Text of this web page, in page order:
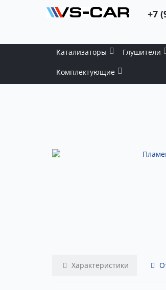
+7
Катализаторы Глушители
Комплектующие
Характеристики